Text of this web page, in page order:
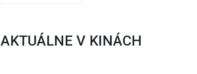
AKTUÁLNE V KINÁCH